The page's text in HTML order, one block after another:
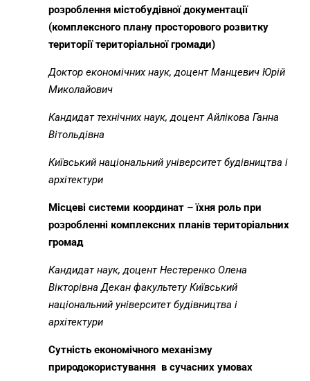
розроблення містобудівної документації
(комплексного плану просторового розвитку
території територіальної громади)
Доктор економічних наук, доцент Манцевич Юрій
Миколайович
Кандидат технічних наук, доцент Айлікова Ганна
Вітольдівна
Київський національний університет будівництва і
архітектури
Місцеві системи координат – їхня роль при
розробленні комплексних планів територіальних
громад
Кандидат наук, доцент Нестеренко Олена
ВікторівнаДекан факультету Київський
національний університет будівництва і
архітектури
Сутність економічного механізму
природокористування в сучаcних умовах